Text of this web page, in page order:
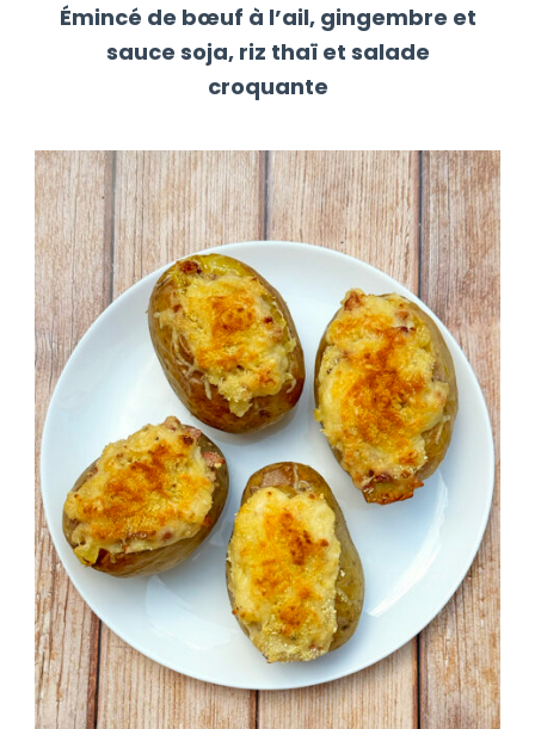
Émincé de bœuf à l’ail, gingembre et
sauce soja, riz thaï et salade
croquante